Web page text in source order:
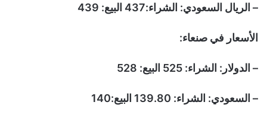
– الريال السعودي: الشراء:437 البيع: 439
الأسعار في صنعاء:
– الدولار: الشراء: 525 البيع: 528
– السعودي: الشراء: 139.80 البيع:140